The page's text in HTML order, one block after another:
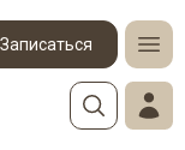
Записаться